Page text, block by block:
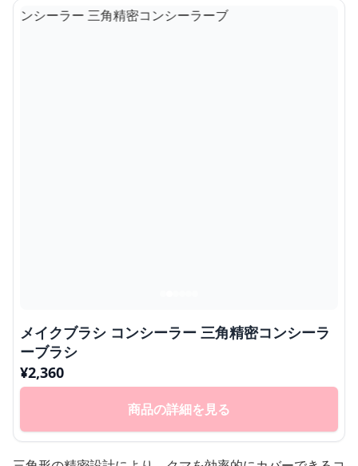
メイクブラシ コンシーラー 三角精密コンシーラ
ーブラシ
¥2,360
商品の詳細を見る